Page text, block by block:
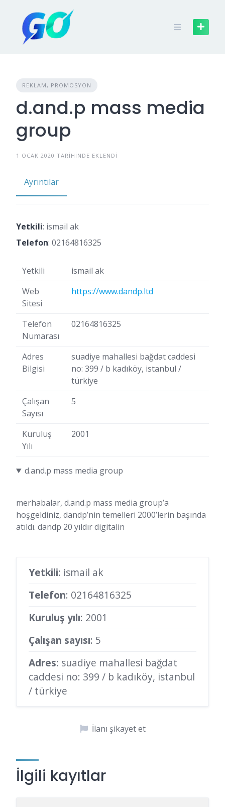
REKLAM, PROMOSYON
d.and.p mass media
group
1 OCAK 2020 TARIHINDE EKLENDI
Ayrıntılar
Yetkili: ismail ak
Telefon: 02164816325
Yetkili
ismail ak
Web
Sitesi
https://www.dandp.ltd
Telefon
Numarası
02164816325
Adres
Bilgisi
suadiye mahallesi bağdat caddesi
no: 399 / b kadıköy, istanbul /
türkiye
Çalışan
Sayısı
5
Kuruluş
Yılı
2001
d.and.p mass media group
merhabalar, d.and.p mass media group’a
hoşgeldiniz, dandp’nin temelleri 2000’lerin başında
atıldı. dandp 20 yıldır digitalin
Yetkili: ismail ak
Telefon: 02164816325
Kuruluş yılı: 2001
Çalışan sayısı: 5
Adres: suadiye mahallesi bağdat
caddesi no: 399 / b kadıköy, istanbul
/ türkiye
İlanı şikayet et
İlgili kayıtlar